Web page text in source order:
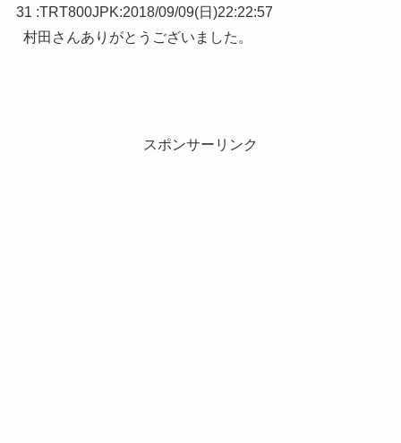
31 :TRT800JPK:2018/09/09(日)22:22:57
村田さんありがとうございました。
スポンサーリンク